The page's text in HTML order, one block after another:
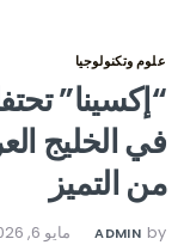
علوم وتكنولوجيا
في الخليج
من التميز
by
ADMIN مايو 6, 2026